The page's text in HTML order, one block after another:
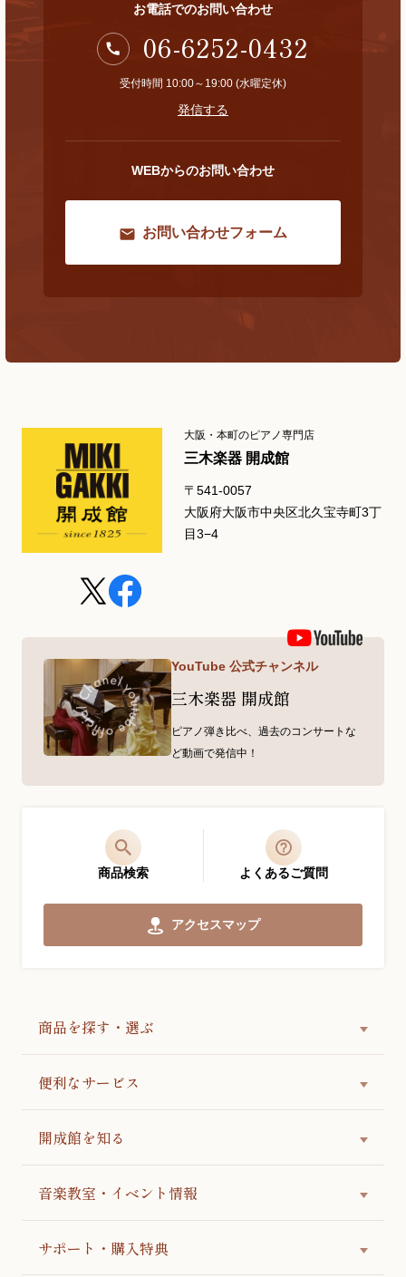
お電話でのお問い合わせ
06-6252-0432
受付時間 10:00～19:00 (水曜定休)
発信する
WEBからのお問い合わせ
お問い合わせフォーム
大阪・本町のピアノ専門店
三木楽器 開成館
〒541-0057
大阪府大阪市中央区北久宝寺町3丁
目3−4
YouTube 公式チャンネル
三木楽器 開成館
ピアノ弾き比べ、過去のコンサートな
ど動画で発信中！
商品検索 よくあるご質問
アクセスマップ
商品を探す・選ぶ
便利なサービス
開成館を知る
音楽教室・イベント情報
サポート・購入特典